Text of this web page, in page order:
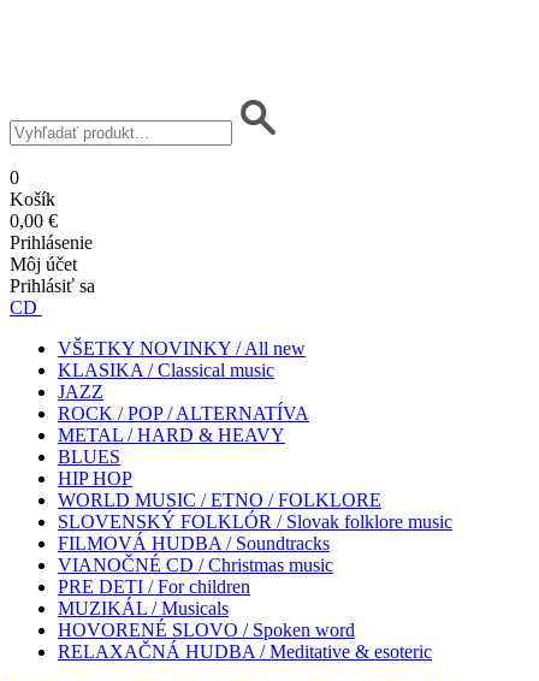
0
Košík
0,00 €
Prihlásenie
Môj účet
Prihlásiť sa
CD
VŠETKY NOVINKY / All new
KLASIKA / Classical music
JAZZ
ROCK / POP / ALTERNATÍVA
METAL / HARD & HEAVY
BLUES
HIP HOP
WORLD MUSIC / ETNO / FOLKLORE
SLOVENSKÝ FOLKLÓR / Slovak folklore music
FILMOVÁ HUDBA / Soundtracks
VIANOČNÉ CD / Christmas music
PRE DETI / For children
MUZIKÁL / Musicals
HOVORENÉ SLOVO / Spoken word
RELAXAČNÁ HUDBA / Meditative & esoteric